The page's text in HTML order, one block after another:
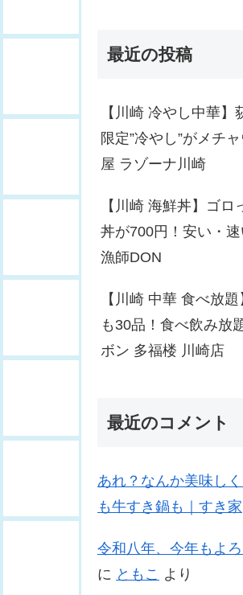
最近の投稿
【川崎 冷やし中華
限定”冷やし”がメチ
屋 ラゾーナ川崎
【川崎 海鮮丼】ゴ
丼が700円！安い・
漁師DON
【川崎 中華 食べ放
も30品！食べ飲み放
ボン 多福楼 川崎店
最近のコメント
あれ？なんか美味し
も牛すき鍋も｜すき家
令和八年、今年もよ
に ともこ より